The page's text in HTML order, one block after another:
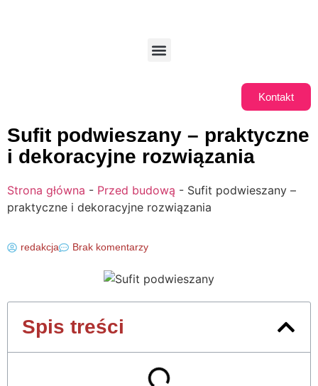
Kontakt
Sufit podwieszany – praktyczne
i dekoracyjne rozwiązania
Strona główna - Przed budową - Sufit podwieszany –
praktyczne i dekoracyjne rozwiązania
redakcja Brak komentarzy
Spis treści